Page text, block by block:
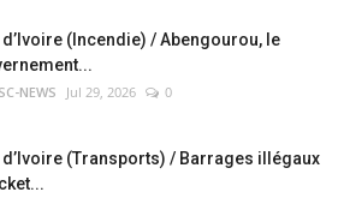
d’Ivoire (Incendie) / Abengourou, le
NEWS Jul 29, 2026 0
d’Ivoire (Transports) / Barrages illégaux